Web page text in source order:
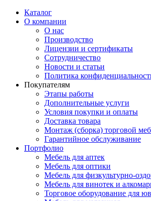
Каталог
О компании
О нас
Производство
Лицензии и сертификаты
Сотрудничество
Новости и статьи
Политика
Покупателям
Этапы работы
Дополнительные услуги
Условия покупки и оплаты
Доставка товара
Монтаж (сборка) торговой
Гарантийное обслуживание
Портфолио
Мебель для аптек
Мебель для оптики
Мебель для физкультурно-
Мебель для винотек и
Торговое оборудование для